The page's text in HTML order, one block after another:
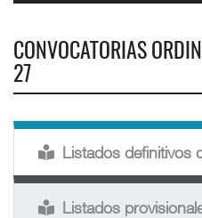
CONVOCATORIAS
27
Listados definitivos
Listados